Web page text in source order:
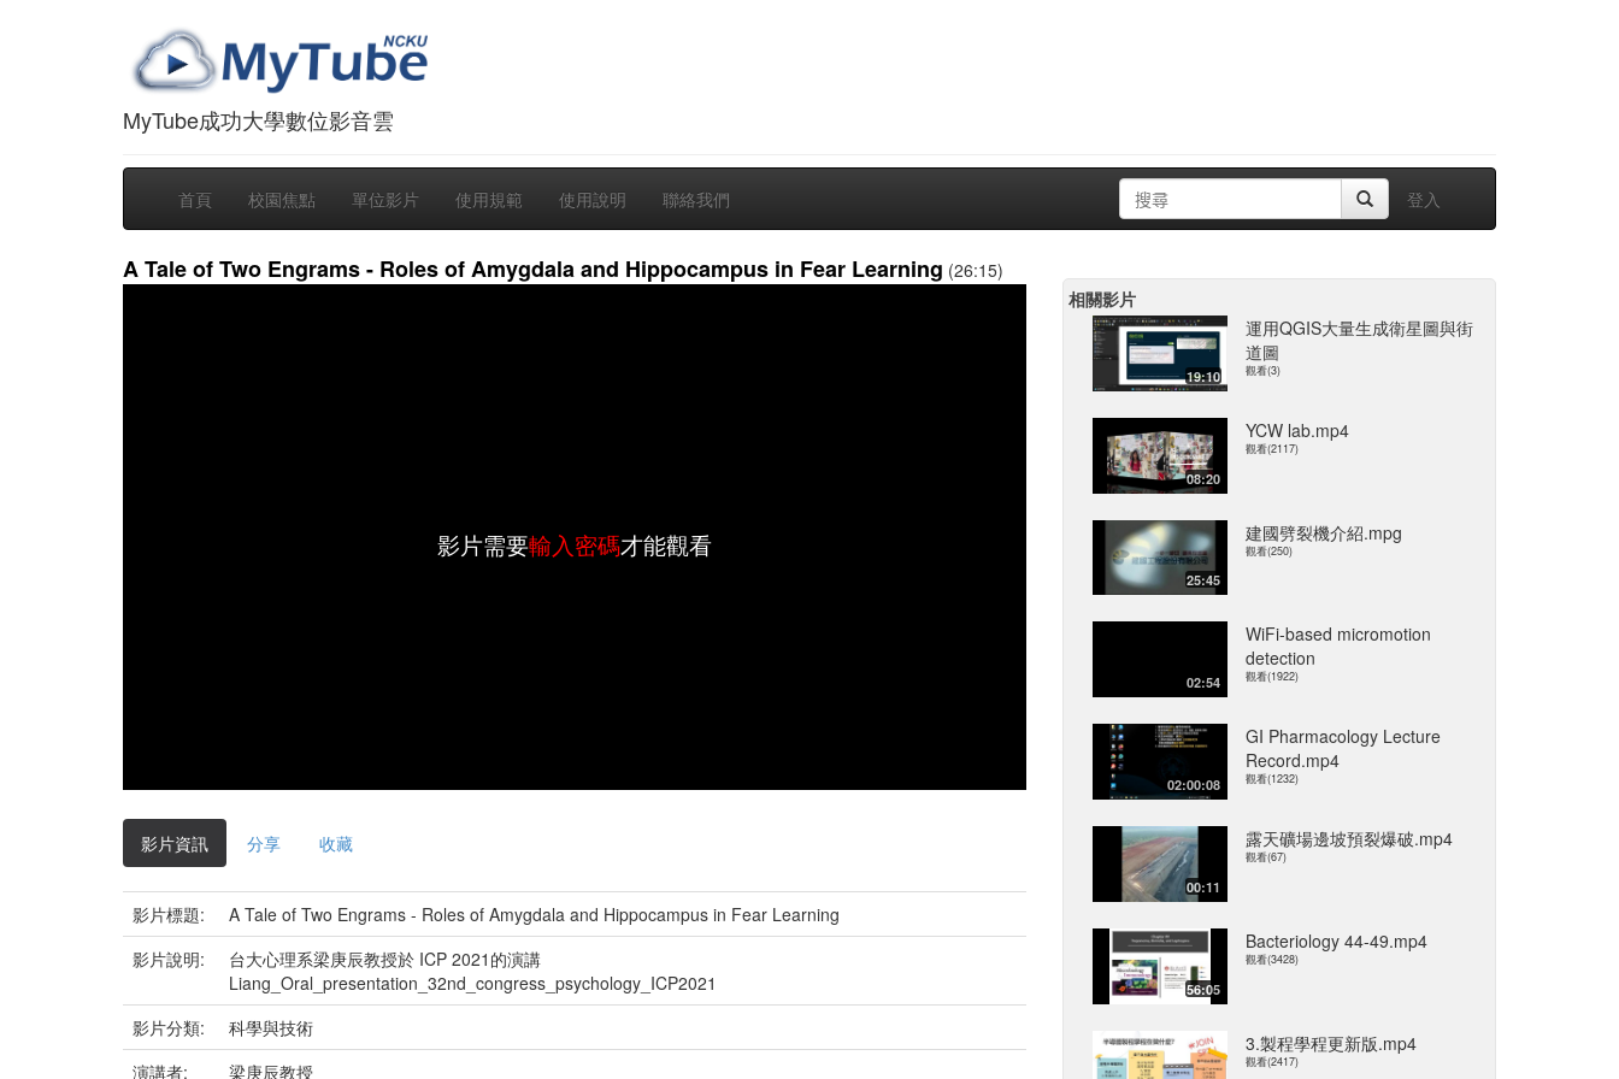
MyTube成功大學數位影音雲
首頁 校園焦點 單位影片 使用規範 使用說明 聯絡我們 登入
A Tale of Two Engrams - Roles of Amygdala and Hippocampus in Fear Learning (26:15)
影片需要輸入密碼才能觀看
影片資訊 分享 收藏
影片標題:
A Tale of Two Engrams - Roles of Amygdala and Hippocampus in Fear Learning
影片說明:
台大心理系梁庚辰教授於 ICP 2021的演講
Liang_Oral_presentation_32nd_congress_psychology_ICP2021
影片分類:
科學與技術
演講者:
梁庚辰教授
相關影片
19:10
運用QGIS大量生成衛星圖與街
道圖
觀看(3)
08:20
YCW lab.mp4
觀看(2117)
25:45
建國劈裂機介紹.mpg
觀看(250)
02:54
WiFi-based micromotion
detection
觀看(1922)
02:00:08
GI Pharmacology Lecture
Record.mp4
觀看(1232)
00:11
露天礦場邊坡預裂爆破.mp4
觀看(67)
56:05
Bacteriology 44-49.mp4
觀看(3428)
3.製程學程更新版.mp4
觀看(2417)